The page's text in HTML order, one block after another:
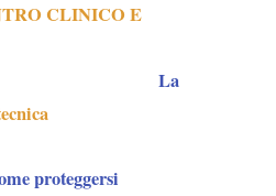
CLINICO E
proteggersi